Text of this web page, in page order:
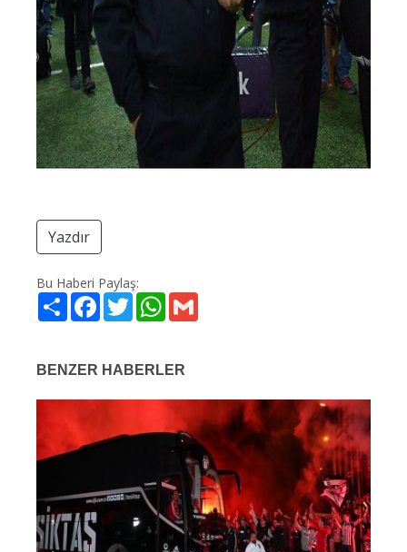
Yazdır
Bu Haberi Paylaş:
Share Facebook
TwitterWhatsApp
BENZER HABERLER